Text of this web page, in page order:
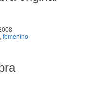
femenino